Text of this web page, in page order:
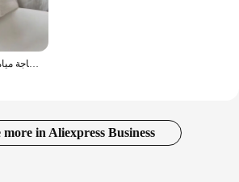
300 مللي كوب من الفولاذ المقاوم للصدأ كوب للبيرة مع غطاء القش المملكة العربية السعودية شعار التخييم في الهواء الطلق السفر زجاجة مياه الشرب القهوة القدح
in Aliexpress Business